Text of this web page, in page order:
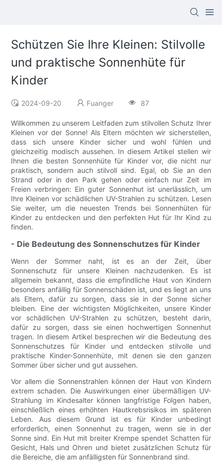
Schützen Sie Ihre Kleinen: Stilvolle
und praktische Sonnenhüte für
Kinder
2024-09-20 Fuanger 87
Willkommen zu unserem Leitfaden zum stilvollen Schutz Ihrer
Kleinen vor der Sonne! Als Eltern möchten wir sicherstellen,
dass sich unsere Kinder sicher und wohl fühlen und
gleichzeitig modisch aussehen. In diesem Artikel stellen wir
Ihnen die besten Sonnenhüte für Kinder vor, die nicht nur
praktisch, sondern auch stilvoll sind. Egal, ob Sie an den
Strand oder in den Park gehen oder einfach nur Zeit im
Freien verbringen: Ein guter Sonnenhut ist unerlässlich, um
Ihre Kleinen vor schädlichen UV-Strahlen zu schützen. Lesen
Sie weiter, um die neuesten Trends bei Sonnenhüten für
Kinder zu entdecken und den perfekten Hut für Ihr Kind zu
finden.
- Die Bedeutung des Sonnenschutzes für Kinder
Wenn der Sommer naht, ist es an der Zeit, über
Sonnenschutz für unsere Kleinen nachzudenken. Es ist
allgemein bekannt, dass die empfindliche Haut von Kindern
besonders anfällig für Sonnenschäden ist, und es liegt an uns
als Eltern, dafür zu sorgen, dass sie in der Sonne sicher
bleiben. Eine der wichtigsten Möglichkeiten, unsere Kinder
vor schädlichen UV-Strahlen zu schützen, besteht darin,
dafür zu sorgen, dass sie einen hochwertigen Sonnenhut
tragen. In diesem Artikel besprechen wir die Bedeutung des
Sonnenschutzes für Kinder und entdecken stilvolle und
praktische Kinder-Sonnenhüte, mit denen sie den ganzen
Sommer über sicher und gut aussehen.
Vor allem die Sonnenstrahlen können der Haut von Kindern
extrem schaden. Die Auswirkungen einer übermäßigen UV-
Strahlung im Kindesalter können langfristige Folgen haben,
einschließlich eines erhöhten Hautkrebsrisikos im späteren
Leben. Aus diesem Grund ist es für Kinder unbedingt
erforderlich, einen Sonnenhut zu tragen, wenn sie in der
Sonne sind. Ein Hut mit breiter Krempe spendet Schatten für
Gesicht, Hals und Ohren und bietet zusätzlichen Schutz für
die Bereiche, die am anfälligsten für Sonnenbrand sind.